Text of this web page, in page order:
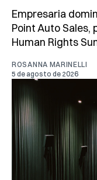
Empresaria
Point Auto Sales,
Human Rights
ROSANNA MARINELLI
5 de agosto de 2026